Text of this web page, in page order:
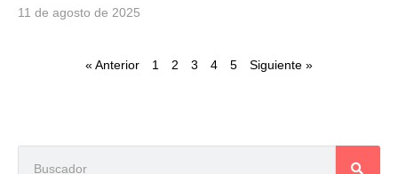
11 de agosto de 2025
« Anterior 1 2 3 4 5 Siguiente »